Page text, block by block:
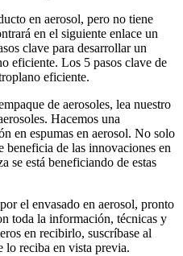
en aerosol, pero no tiene
en el siguiente enlace un
clave para desarrollar un
eficiente. Los 5 pasos clave de
eficiente.
de aerosoles, lea nuestro
Hacemos una
en espumas en aerosol. No solo
beneficia de las innovaciones en
se está beneficiando de estas
el envasado en aerosol, pronto
toda la información, técnicas y
en recibirlo, suscríbase al
lo reciba en vista previa.